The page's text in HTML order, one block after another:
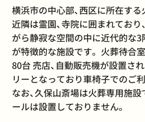
横浜市の中心部、西区に所在する
近隣は霊園、寺院に囲まれており
がら静寂な空間の中に近代的な3
が特徴的な施設です。 火葬待合
80台 売店、自動販売機が設置さ
リーとなっており車椅子でのご
なお、久保山斎場は火葬専用施設
ールは設置しておりません。